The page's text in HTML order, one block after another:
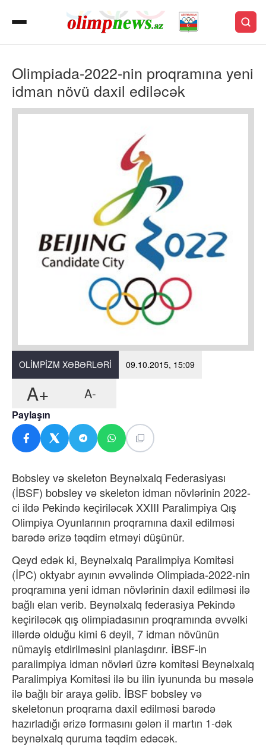
Olimpiada-2022-nin proqramına yeni
idman növü daxil ediləcək
OLIMPIZM XƏBƏRLƏRI 09.10.2015, 15:09
A+ A-
Paylaşın
Bobsley və skeleton Beynəlxalq Federasiyası
(İBSF) bobsley və skeleton idman növlərinin 2022-
ci ildə Pekində keçiriləcək XXIII Paralimpiya Qış
Olimpiya Oyunlarının proqramına daxil edilməsi
barədə ərizə təqdim etməyi düşünür.
Qeyd edək ki, Beynəlxalq Paralimpiya Komitəsi
(İPC) oktyabr ayının əvvəlində Olimpiada-2022-nin
proqramına yeni idman növlərinin daxil edilməsi ilə
bağlı elan verib. Beynəlxalq federasiya Pekində
keçiriləcək qış olimpiadasının proqramında əvvəlki
illərdə olduğu kimi 6 deyil, 7 idman növünün
nümayiş etdirilməsini planlaşdırır. İBSF-in
paralimpiya idman növləri üzrə komitəsi Beynəlxalq
Paralimpiya Komitəsi ilə bu ilin iyununda bu məsələ
ilə bağlı bir araya gəlib. İBSF bobsley və
skeletonun proqrama daxil edilməsi barədə
hazırladığı ərizə formasını gələn il martın 1-dək
beynəlxalq quruma təqdim edəcək.